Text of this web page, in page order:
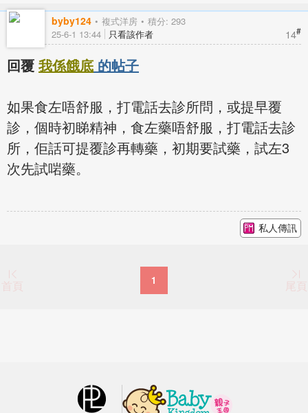
byby124 複式洋房 積分: 293
14#
25-6-1 13:44 只看該作者
回覆 我係餓底 的帖子
如果食左唔舒服，打電話去診所問，或提早覆
診，個時初睇精神，食左藥唔舒服，打電話去診
所，佢話可提覆診再轉藥，初期要試藥，試左3
次先試啱藥。
私人傳訊
首頁 1 尾頁